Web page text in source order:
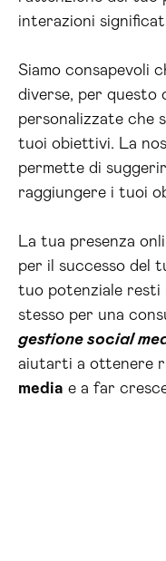
interazioni
Siamo consapevoli
diverse, per questo
personalizzate che
tuoi obiettivi. La
permette di
raggiungere i tuoi
La tua presenza
per il successo del
tuo potenziale
stesso per una
gestione social
aiutarti a ottenere
media e a far